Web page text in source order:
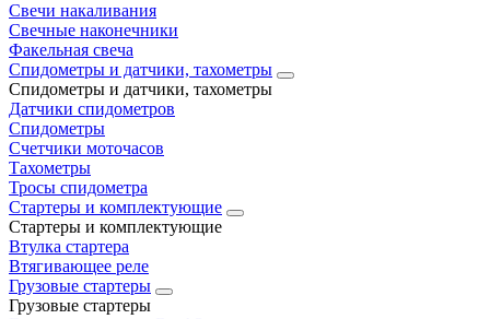
Свечи накаливания
Свечные наконечники
Факельная свеча
Спидометры и датчики, тахометры
Спидометры и датчики, тахометры
Датчики спидометров
Спидометры
Счетчики моточасов
Тахометры
Тросы спидометра
Стартеры и комплектующие
Стартеры и комплектующие
Втулка стартера
Втягивающее реле
Грузовые стартеры
Грузовые стартеры